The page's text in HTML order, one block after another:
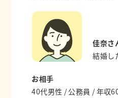
佳奈さ
結婚し
お相手
40代男性 / 公務員 / 年収